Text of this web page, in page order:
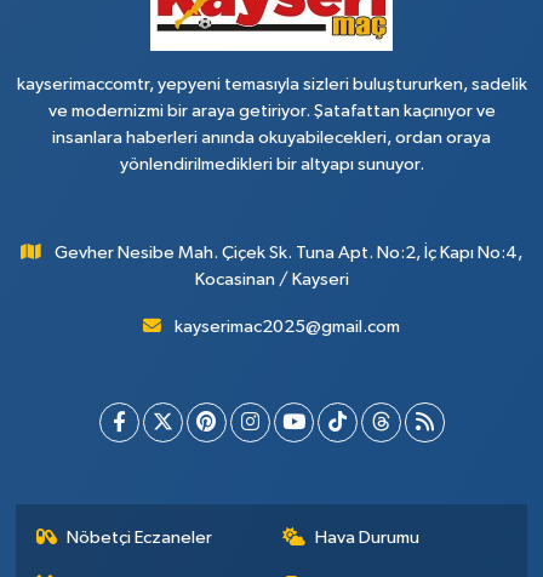
kayserimaccomtr, yepyeni temasıyla sizleri buluştururken, sadelik
ve modernizmi bir araya getiriyor. Şatafattan kaçınıyor ve
insanlara haberleri anında okuyabilecekleri, ordan oraya
yönlendirilmedikleri bir altyapı sunuyor.
Gevher Nesibe Mah. Çiçek Sk. Tuna Apt. No:2, İç Kapı No:4,
Kocasinan / Kayseri
kayserimac2025@gmail.com
Nöbetçi Eczaneler Hava Durumu